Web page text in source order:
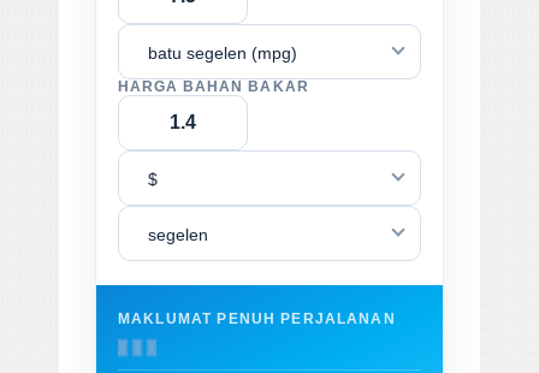
batu segelen (mpg)
HARGA BAHAN BAKAR
$
segelen
MAKLUMAT PENUH PERJALANAN